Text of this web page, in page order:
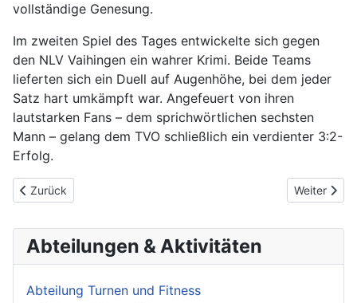
Abteilungen & Aktivitäten
Abteilung Turnen und Fitness
vollständige Genesung.
Im zweiten Spiel des Tages entwickelte sich gegen
den NLV Vaihingen ein wahrer Krimi. Beide Teams
lieferten sich ein Duell auf Augenhöhe, bei dem jeder
Satz hart umkämpft war. Angefeuert von ihren
lautstarken Fans – dem sprichwörtlichen sechsten
Mann – gelang dem TVO schließlich ein verdienter 3:2-
Erfolg.
Vorheriger Beitrag: M2 nach drei Spieltagen auf Platz fünf der
Zurück Nächster
Weiter